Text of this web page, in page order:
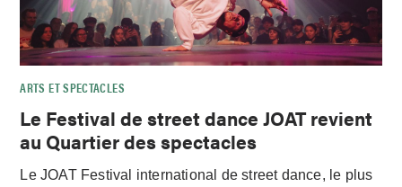
ARTS ET SPECTACLES
Le Festival de street dance JOAT revient
au Quartier des spectacles
Le JOAT Festival international de street dance, le plus